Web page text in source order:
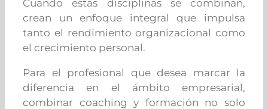
Cuando estas disciplinas se combinan,
crean un enfoque integral que impulsa
tanto el rendimiento organizacional como
el crecimiento personal.
Para el profesional que desea marcar la
diferencia en el ámbito empresarial,
combinar coaching y formación no solo